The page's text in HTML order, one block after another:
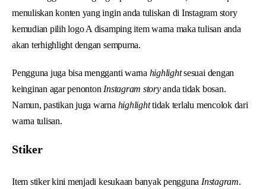
menuliskan konten yang ingin anda tuliskan di Instagram story
kemudian pilih logo A disamping item warna maka tulisan anda
akan terhighlight dengan sempurna.
Pengguna juga bisa mengganti warna highlightsesuai dengan
keinginan agar penonton Instagram storyanda tidak bosan.
Namun, pastikan juga warna highlighttidak terlalu mencolok dari
warna tulisan.
Stiker
Item stiker kini menjadi kesukaan banyak pengguna Instagram.